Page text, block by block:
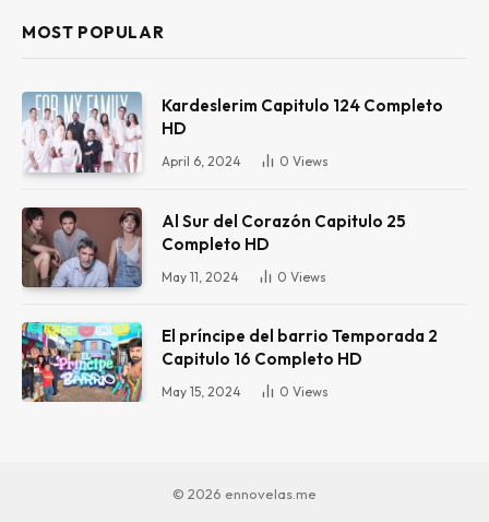
MOST POPULAR
Kardeslerim Capitulo 124 Completo
HD
April 6, 2024 0 Views
Al Sur del Corazón Capitulo 25
Completo HD
May 11, 2024 0 Views
El príncipe del barrio Temporada 2
Capitulo 16 Completo HD
May 15, 2024 0 Views
© 2026 ennovelas.me